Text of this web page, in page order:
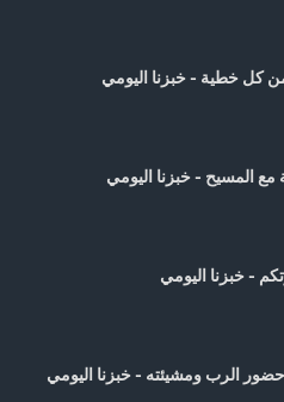
من كل خطية - خبزنا اليومي
مع المسيح - خبزنا اليومي
- خبزنا اليومي
الرب ومشيئته - خبزنا اليومي